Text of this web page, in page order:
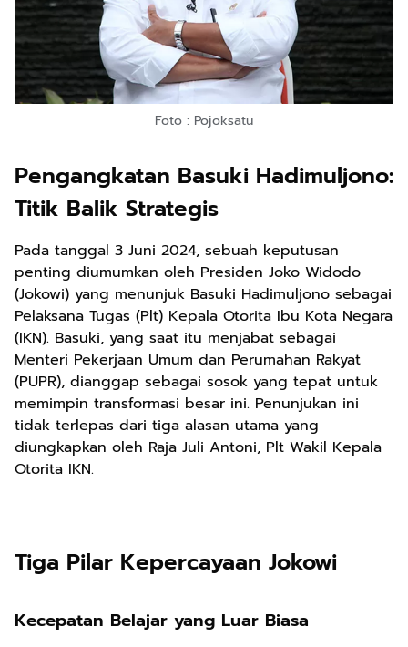
Foto : Pojoksatu
Pengangkatan Basuki Hadimuljono:
Titik Balik Strategis
Pada tanggal 3 Juni 2024, sebuah keputusan
penting diumumkan oleh Presiden Joko Widodo
(Jokowi) yang menunjuk Basuki Hadimuljono sebagai
Pelaksana Tugas (Plt) Kepala Otorita Ibu Kota Negara
(IKN). Basuki, yang saat itu menjabat sebagai
Menteri Pekerjaan Umum dan Perumahan Rakyat
(PUPR), dianggap sebagai sosok yang tepat untuk
memimpin transformasi besar ini. Penunjukan ini
tidak terlepas dari tiga alasan utama yang
diungkapkan oleh Raja Juli Antoni, Plt Wakil Kepala
Otorita IKN.
Tiga Pilar Kepercayaan Jokowi
Kecepatan Belajar yang Luar Biasa